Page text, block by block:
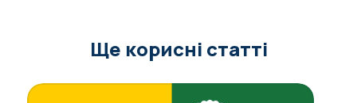
Ще корисні статті